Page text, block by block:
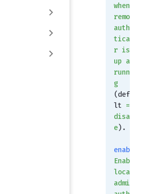
when
remote
authen
ticato
r is
up and
runnin
g
(defau
lt =
disabl
e).
enable
Enable
local
admin